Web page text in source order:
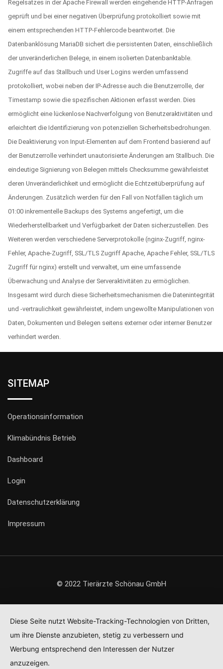
Regelsatzes in der Apache Firewall werden eingehende HTTP-Anfragen
geprüft und bei einer negativen Überprüfung protokolliert sowie mit
einem entsprechenden HTTP-Fehlercode beantwortet. Die
Datenbanklösung MariaDB sichert die persistenten Daten, einschließlich
der unveränderlichen Belege, in einem isolierten Datenbanktable.
Zugriffe auf das Stallbuch und User Logins werden umfassend
protokolliert, wobei neben der IP-Adresse auch die Benutzerrolle, der
Timestamp sowie die spezifischen Aktionen erfasst werden. Dies
ermöglicht eine lückenlose Nachverfolgung von Benutzeraktivitäten und
erleichtert die Identifizierung von potenziellen Sicherheitsbedrohungen.
Die Deaktivierung von Input-Elementen auf dem Frontend basierend auf
der Benutzerrolle verhindert unautorisierte Änderungen am Stallbuch. Die
eindeutige Signierung von Belegen mittels Checksumme gewährleistet
deren Unveränderlichkeit und ermöglicht die Echtzeitüberprüfung auf
Änderungen. Zusätzlich werden für den Fall von Notfällen täglich um
01:00 inkrementelle Backups des Systems angefertigt, um die
Wiederherstellbarkeit und Verfügbarkeit der Daten sicherzustellen. Des
Weiteren werden verschiedene Serverprotokolle (nginx-Zugriff, nginx-
Fehler, Apache-Zugriff, SSL/TLS Zugriff Apache, Apache Fehler, SSL/TLS
Zugriff für nginx) erstellt und verwaltet, um eine umfassende
Überwachung und Analyse der Serveraktivitäten zu ermöglichen.
Insgesamt wird durch diese Sicherheitsmechanismen die Datenintegrität
und -vertraulichkeit gewährleistet, indem ungewollte Manipulationen von
Daten, Dokumenten und Belegen seitens externer oder interner Benutzer
verhindert werden.
SITEMAP
Operationsinformation
Klimabündnis Betrieb
Dashboard
Login
Datenschutzerklärung
Impressum
© 2022 Tierärzte Schönau GmbH
Diese Seite nutzt Website-Tracking-Technologien von Dritten,
um ihre Dienste anzubieten, stetig zu verbessern und
Werbung entsprechend den Interessen der Nutzer
anzuzeigen.